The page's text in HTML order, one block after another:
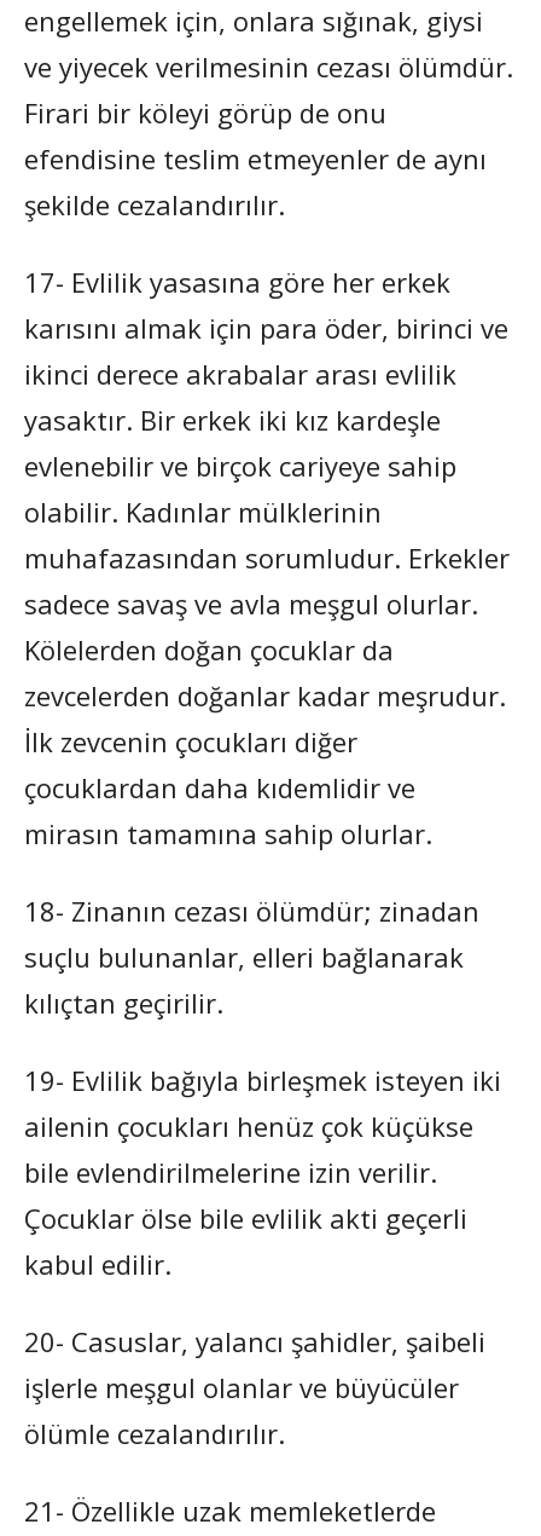
engellemek için, onlara sığınak, giysi
ve yiyecek verilmesinin cezası ölümdür.
Firari bir köleyi görüp de onu
efendisine teslim etmeyenler de aynı
şekilde cezalandırılır.
17- Evlilik yasasına göre her erkek
karısını almak için para öder, birinci ve
ikinci derece akrabalar arası evlilik
yasaktır. Bir erkek iki kız kardeşle
evlenebilir ve birçok cariyeye sahip
olabilir. Kadınlar mülklerinin
muhafazasından sorumludur. Erkekler
sadece savaş ve avla meşgul olurlar.
Kölelerden doğan çocuklar da
zevcelerden doğanlar kadar meşrudur.
İlk zevcenin çocukları diğer
çocuklardan daha kıdemlidir ve
mirasın tamamına sahip olurlar.
18- Zinanın cezası ölümdür; zinadan
suçlu bulunanlar, elleri bağlanarak
kılıçtan geçirilir.
19- Evlilik bağıyla birleşmek isteyen iki
ailenin çocukları henüz çok küçükse
bile evlendirilmelerine izin verilir.
Çocuklar ölse bile evlilik akti geçerli
kabul edilir.
20- Casuslar, yalancı şahidler, şaibeli
işlerle meşgul olanlar ve büyücüler
ölümle cezalandırılır.
21- Özellikle uzak memleketlerde